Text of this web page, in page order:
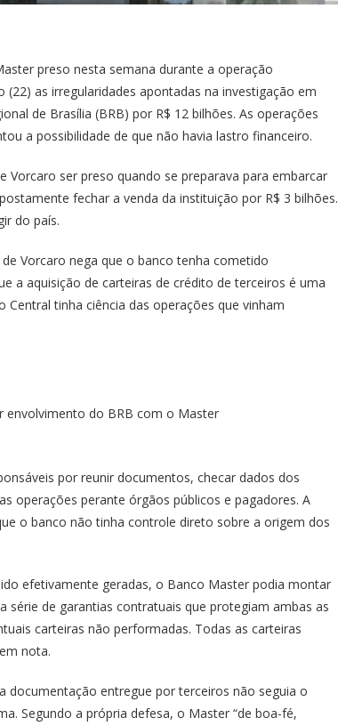
preso nesta semana durante a operação
as irregularidades apontadas na investigação em
de Brasília (BRB) por R$ 12 bilhões. As operações
a possibilidade de que não havia lastro financeiro.
ser preso quando se preparava para embarcar
fechar a venda da instituição por R$ 3 bilhões.
do país.
Vorcaro nega que o banco tenha cometido
a aquisição de carteiras de crédito de terceiros é uma
tinha ciência das operações que vinham
envolvimento do BRB com o Master
por reunir documentos, checar dados dos
operações perante órgãos públicos e pagadores. A
o banco não tinha controle direto sobre a origem dos
efetivamente geradas, o Banco Master podia montar
série de garantias contratuais que protegiam ambas as
carteiras não performadas. Todas as carteiras
nota.
documentação entregue por terceiros não seguia o
Segundo a própria defesa, o Master “de boa-fé,